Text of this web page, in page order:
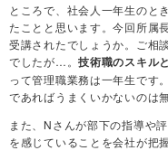
ところで、社会人一年生のと
たことと思います。今回所属
受講されたでしょうか。ご相
でしたが…。技術職のスキル
って管理職業務は一年生です
であればうまくいかないのは
また、Nさんが部下の指導や
を感じていることを会社が把